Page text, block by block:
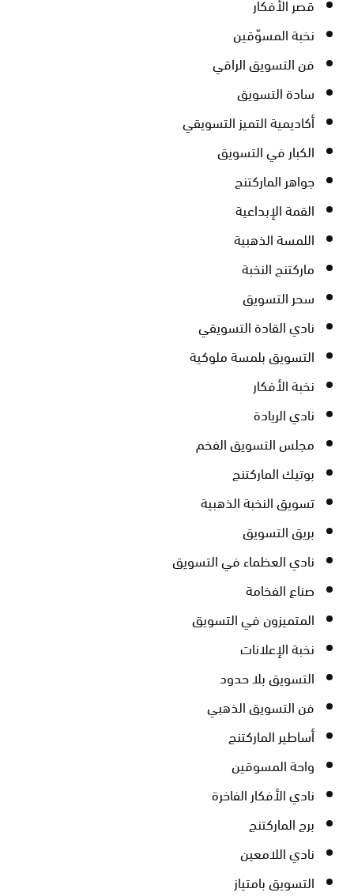
نخبة المسوّقين
فن التسويق الراقي
سادة التسويق
أكاديمية التميز التسويقي
الكبار في التسويق
جواهر الماركتنج
القمة الإبداعية
اللمسة الذهبية
ماركتنج النخبة
سحر التسويق
نادي القادة التسويقي
التسويق بلمسة ملوكية
نخبة الأفكار
نادي الريادة
مجلس التسويق الفخم
بوتيك الماركتنج
تسويق النخبة الذهبية
بريق التسويق
نادي العظماء في التسويق
صناع الفخامة
المتميزون في التسويق
نخبة الإعلانات
التسويق بلا حدود
فن التسويق الذهبي
أساطير الماركتنج
واحة المسوقين
نادي الأفكار الفاخرة
برج الماركتنج
نادي اللامعين
التسويق بامتياز